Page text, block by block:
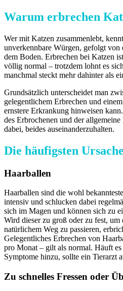
Warum erbrechen
Wer mit Katzen zusammenlebt,
unverkennbare Würgen, gefolgt
dem Boden. Erbrechen bei Katzen
völlig normal – trotzdem lohnt es
manchmal steckt mehr dahinter als
Grundsätzlich unterscheidet man
gelegentlichem Erbrechen und
ernstere Erkrankung hinweisen
des Erbrochenen und der
dabei, beides auseinanderzuhalten.
Die häufigsten
Haarballen
Haarballen sind die wohl
intensiv und schlucken dabei
sich im Magen und können sich zu
Wird dieser zu groß oder zu fest, um
natürlichem Weg zu passieren,
Gelegentliches Erbrechen von
pro Monat – gilt als normal. Häuft
Symptome hinzu, sollte ein Tierarzt
Zu schnelles Fressen oder